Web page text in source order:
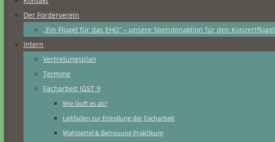
Der Förderverein
„Ein Flügel für das EHG“ – unsere Spendenaktion für den Konzertflügel
Intern
Vertretungsplan
Termine
Facharbeit JGST 9
Wie läuft es ab?
Leitfaden zur Erstellung der Facharbeit
Wahlzettel & Betreuung Praktikum